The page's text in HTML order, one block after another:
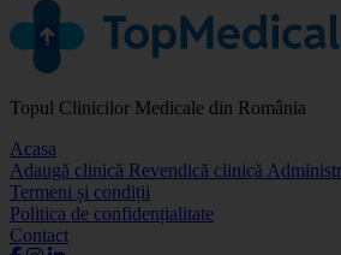
Topul Clinicilor Medicale din România
Acasa
Adaugă clinică Revendică clinică
Termeni și condiții
Politica de confidențialitate
Contact